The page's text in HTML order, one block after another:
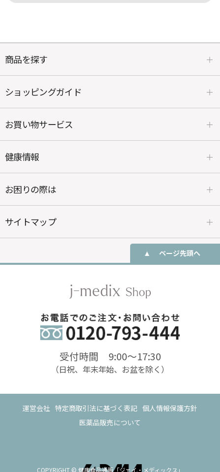
商品を探す
ショッピングガイド
お買い物サービス
健康情報
お困りの際は
サイトマップ
ページ先頭へ
受付時間 9:00〜17:30
（日祝、年末年始、お盆を除く）
運営会社 特定商取引法に基づく表記 個人情報保護方針
医薬品販売について
COPYRIGHT © 健康食品通販「ジェイ・メディックス」